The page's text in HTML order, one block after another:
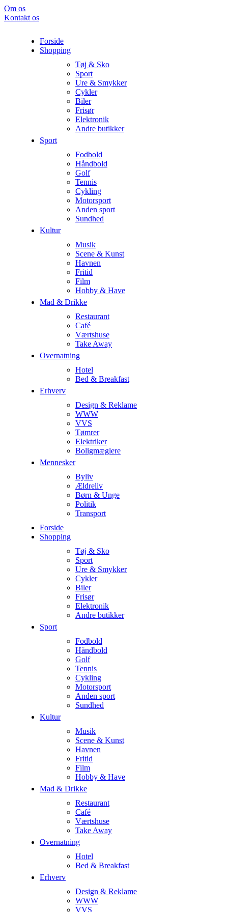
Om os
Kontakt os
Forside
Shopping
Tøj & Sko
Sport
Ure & Smykker
Cykler
Biler
Frisør
Elektronik
Andre butikker
Sport
Fodbold
Håndbold
Golf
Tennis
Cykling
Motorsport
Anden sport
Sundhed
Kultur
Musik
Scene & Kunst
Havnen
Fritid
Film
Hobby & Have
Mad & Drikke
Restaurant
Café
Værtshuse
Take Away
Overnatning
Hotel
Bed & Breakfast
Erhverv
Design & Reklame
WWW
VVS
Tømrer
Elektriker
Boligmæglere
Mennesker
Byliv
Ældreliv
Børn & Unge
Politik
Transport
Forside
Shopping
Tøj & Sko
Sport
Ure & Smykker
Cykler
Biler
Frisør
Elektronik
Andre butikker
Sport
Fodbold
Håndbold
Golf
Tennis
Cykling
Motorsport
Anden sport
Sundhed
Kultur
Musik
Scene & Kunst
Havnen
Fritid
Film
Hobby & Have
Mad & Drikke
Restaurant
Café
Værtshuse
Take Away
Overnatning
Hotel
Bed & Breakfast
Erhverv
Design & Reklame
WWW
VVS